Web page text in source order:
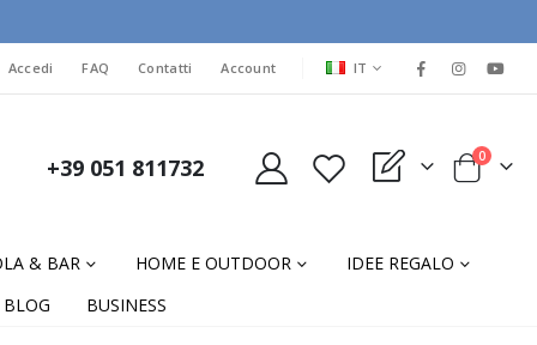
Accedi FAQ Contatti Account LINGUA
IT
+39 051 811732 My Quote Cart
0elementi
& BAR HOME E OUTDOOR
IDEE REGALO
BLOG
BUSINESS